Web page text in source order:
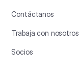
Contáctanos
Trabaja con nosotros
Socios